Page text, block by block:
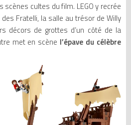
cultes du film. LEGO y recrée
Fratelli, la salle au trésor de Willy
décors de grottes d’un côté de la
met en scène l’épave du célèbre